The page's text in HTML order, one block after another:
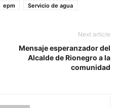
epm Servicio de agua
Next article
Mensaje esperanzador del
Alcalde de Rionegro a la
comunidad